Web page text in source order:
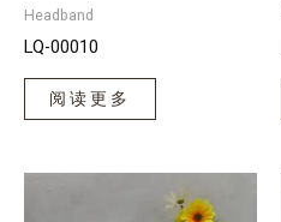
Headband
LQ-00010
阅读更多